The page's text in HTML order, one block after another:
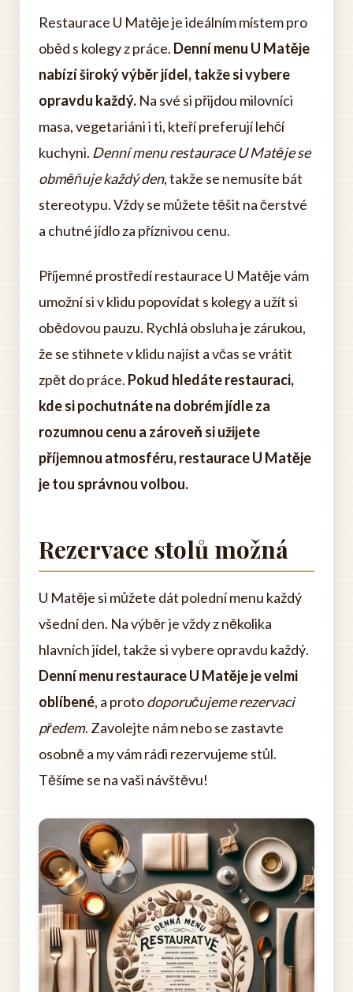
Restaurace U Matěje je ideálním místem pro
oběd s kolegy z práce. Denní menu U Matěje
nabízí široký výběr jídel, takže si vybere
opravdu každý. Na své si přijdou milovníci
masa, vegetariáni i ti, kteří preferují lehčí
kuchyni. Denní menu restaurace U Matěje se
obměňuje každý den, takže se nemusíte bát
stereotypu. Vždy se můžete těšit na čerstvé
a chutné jídlo za příznivou cenu.
Příjemné prostředí restaurace U Matěje vám
umožní si v klidu popovídat s kolegy a užít si
obědovou pauzu. Rychlá obsluha je zárukou,
že se stihnete v klidu najíst a včas se vrátit
zpět do práce. Pokud hledáte restauraci,
kde si pochutnáte na dobrém jídle za
rozumnou cenu a zároveň si užijete
příjemnou atmosféru, restaurace U Matěje
je tou správnou volbou.
Rezervace stolů možná
U Matěje si můžete dát polední menu každý
všední den. Na výběr je vždy z několika
hlavních jídel, takže si vybere opravdu každý.
Denní menu restaurace U Matěje je velmi
oblíbené, a protodoporučujeme rezervaci
předem. Zavolejte nám nebo se zastavte
osobně a my vám rádi rezervujeme stůl.
Těšíme se na vaši návštěvu!